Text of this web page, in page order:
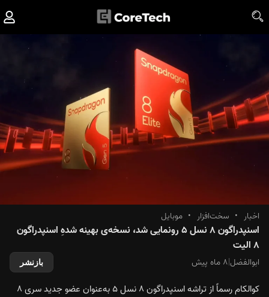
اخبار • سخت‌افزار • موبایل
اسنپدراگون ۸ نسل ۵ رونمایی شد، نسخه‌ی بهینه شدهِ اسنپدراگون
۸ الیت
ابوالفضل|۸ ماه پیش بازنشر
کوالکام رسماً از تراشه اسنپدراگون ۸ نسل ۵ به‌عنوان عضو جدید سری ۸